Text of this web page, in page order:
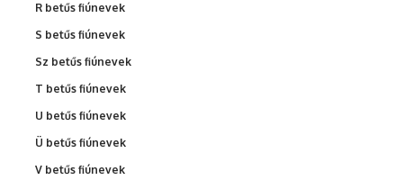
R betűs fiúnevek
S betűs fiúnevek
Sz betűs fiúnevek
T betűs fiúnevek
U betűs fiúnevek
Ü betűs fiúnevek
V betűs fiúnevek